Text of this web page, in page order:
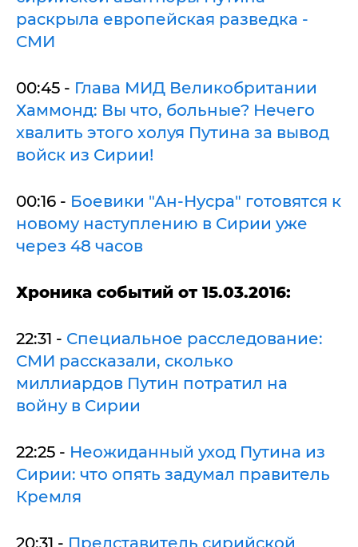
раскрыла европейская разведка -
СМИ
00:45 - Глава МИД Великобритании
Хаммонд: Вы что, больные? Нечего
хвалить этого холуя Путина за вывод
войск из Сирии!
00:16 - Боевики "Ан-Нусра" готовятся к
новому наступлению в Сирии уже
через 48 часов
Хроника событий от 15.03.2016:
22:31 - Специальное расследование:
СМИ рассказали, сколько
миллиардов Путин потратил на
войну в Сирии
22:25 - Неожиданный уход Путина из
Сирии: что опять задумал правитель
Кремля
20:31 - Представитель сирийской